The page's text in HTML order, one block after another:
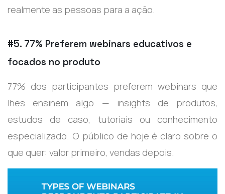
realmente as pessoas para a ação.
#5. 77% Preferem webinars educativos e
focados no produto
77% dos participantes preferem webinars que
lhes ensinem algo — insights de produtos,
estudos de caso, tutoriais ou conhecimento
especializado. O público de hoje é claro sobre o
que quer: valor primeiro, vendas depois.